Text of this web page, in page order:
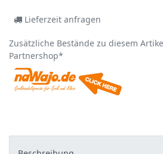
Lieferzeit anfragen
Zusätzliche Bestände zu diesem
Partnershop*